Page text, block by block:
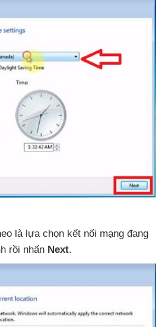
là lựa chọn kết nối mạng đang
rồi nhấn Next.